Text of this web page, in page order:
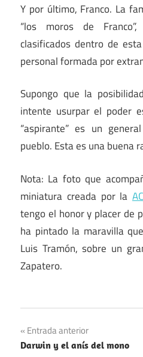
Y por último, Franco. La
“los moros de
clasificados dentro de
personal formada por
Supongo que la
intente usurpar el poder
“aspirante” es un
pueblo. Esta es una buena
Nota: La foto que
miniatura creada por la
tengo el honor y placer de
ha pintado la maravilla
Luis Tramón, sobre un
Zapatero.
Navegación
Entrada anterior
Darwin y el anís del mono